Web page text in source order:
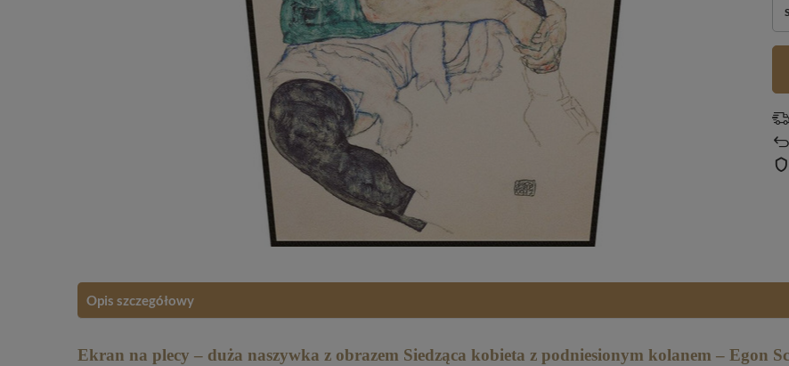
Opis szczegółowy
Ekran na plecy – duża naszywka z obrazem Siedząca kobieta z podniesionym kolanem – Egon